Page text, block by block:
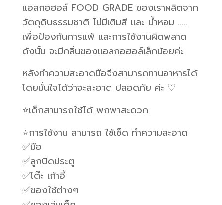
แอลกอฮอล์ FOOD GRADE ของเราผลิตจาก
วัตถุดิบธรรมชาติ ไม่มีเติมสี และ น้ำหอม …..
เพื่อป้องกันการแพ้ และการใช้งานผิดพลาด
ดังนั้น จะมีกลิ่นของแอลกอฮอล์เล็กน้อยค่ะ
หลังทำความสะอาดมือจึงสามารถทานอาหารได้
โดยมั่นใจได้ว่าจะสะอาด ปลอดภัย ค่ะ ♡
⭐️เด็กสามารถใช้ได้ พกพาสะดวก
⭐️การใช้งาน สามารถ ใช้เช็ด ทำความสะอาด
✅มือ
✅ลูกบิดประตู
✅โต๊ะ เก้าอี้
✅ของใช้ต่างๆ